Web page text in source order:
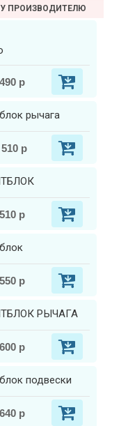
ПРОИЗВОДИТЕЛЮ
р
рычага
510 р
р
р
РЫЧАГА
р
подвески
р